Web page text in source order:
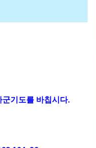
기도를 바칩시다.